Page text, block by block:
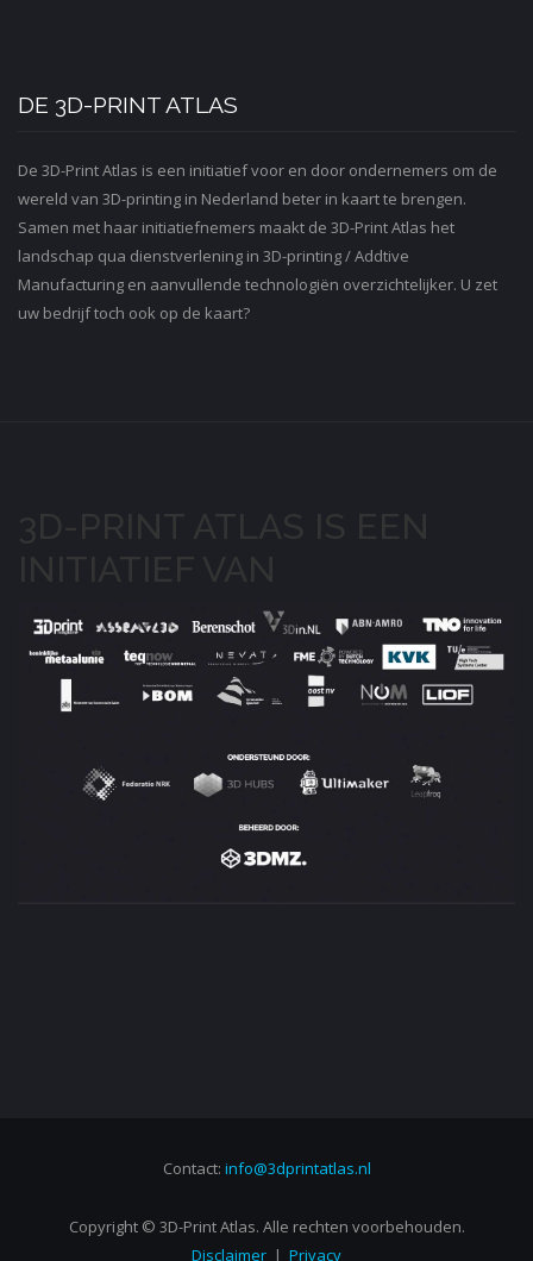
DE 3D-PRINT ATLAS
De 3D-Print Atlas is een initiatief voor en door ondernemers om de
wereld van 3D-printing in Nederland beter in kaart te brengen.
Samen met haar initiatiefnemers maakt de 3D-Print Atlas het
landschap qua dienstverlening in 3D-printing / Addtive
Manufacturing en aanvullende technologiën overzichtelijker. U zet
uw bedrijf toch ook op de kaart?
Contact: info@3dprintatlas.nl
Copyright © 3D-Print Atlas. Alle rechten voorbehouden.
Disclaimer | Privacy